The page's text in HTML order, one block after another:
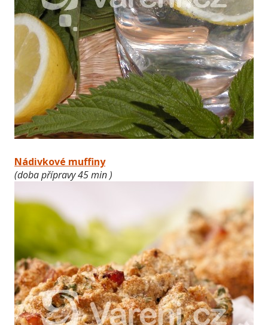
Nádivkové muffiny
(doba přípravy 45 min )